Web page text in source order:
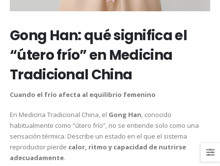
Gong Han: qué significa el
“útero frío” en Medicina
Tradicional China
Cuando el frío afecta al equilibrio femenino
En Medicina Tradicional China, el Gong Han , conocido
habitualmente como “útero frío”, no se entiende solo como una
sensación térmica. Describe un estado en el que el sistema
reproductor pierde calor, ritmo y capacidad de nutrirse
adecuadamente.